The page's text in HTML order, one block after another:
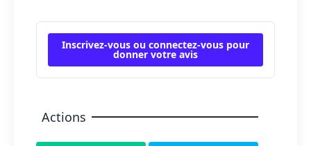
Inscrivez-vous ou connectez-vous pour
donner votre avis
Actions